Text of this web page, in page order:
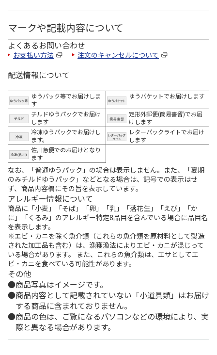
マークや記載内容について
よくあるお問い合わせ
お支払い方法 注文のキャンセルについて
配送情報について
ゆうパック等でお届けしま
す
ゆうパケットでお届けします
チルドゆうパックでお届け
します
定形外郵便(簡易書留)でお届
けします
冷凍ゆうパックでお届けし
ます。
レターパックライトでお届け
します
佐川急便でのお届けとなり
ます
なお、「普通ゆうパック」の場合は表示しません。また、「夏期
のみチルドゆうパック」などとなる場合は、記号での表示はせ
ず、商品内容欄にその旨を表示しています。
アレルギー情報について
商品に「小麦」「そば」「卵」「乳」「落花生」「えび」「か
に」「くるみ」のアレルギー特定8品目を含んでいる場合に品目名
を表示します。
※エビ・カニを除く魚介類（これらの魚介類を原材料として製造
された加工品も含む）は、漁獲漁法によりエビ・カニが混じって
いる場合があります。 また、これらの魚介類は、エサとしてエ
ビ・カニを食べている可能性があります。
その他
商品写真はイメージです。
商品内容として記載されていない「小道具類」はお届け
する商品に含まれておりません。
商品の色は、ご覧になるパソコンなどの環境により、実
際と異なる場合があります。